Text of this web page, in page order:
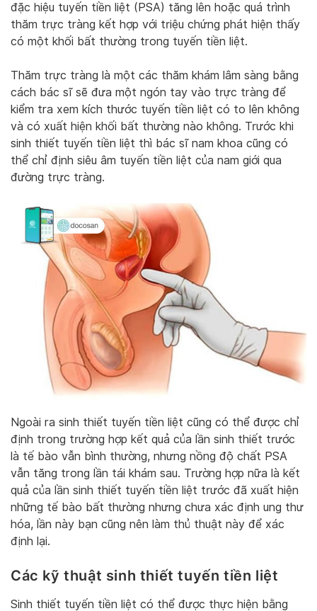
đặc hiệu tuyến tiền liệt (PSA) tăng lên hoặc quá trình
thăm trực tràng kết hợp với triệu chứng phát hiện thấy
có một khối bất thường trong tuyến tiền liệt.
Thăm trực tràng là một các thăm khám lâm sàng bằng
cách bác sĩ sẽ đưa một ngón tay vào trực tràng để
kiểm tra xem kích thước tuyến tiền liệt có to lên không
và có xuất hiện khối bất thường nào không. Trước khi
sinh thiết tuyến tiền liệt thì bác sĩ nam khoa cũng có
thể chỉ định siêu âm tuyến tiền liệt của nam giới qua
đường trực tràng.
Ngoài ra sinh thiết tuyến tiền liệt cũng có thể được chỉ
định trong trường hợp kết quả của lần sinh thiết trước
là tế bào vẫn bình thường, nhưng nồng độ chất PSA
vẫn tăng trong lần tái khám sau. Trường hợp nữa là kết
quả của lần sinh thiết tuyến tiền liệt trước đã xuất hiện
những tế bào bất thường nhưng chưa xác định ung thư
hóa, lần này bạn cũng nên làm thủ thuật này để xác
định lại.
Các kỹ thuật sinh thiết tuyến tiền liệt
Sinh thiết tuyến tiền liệt có thể được thực hiện bằng